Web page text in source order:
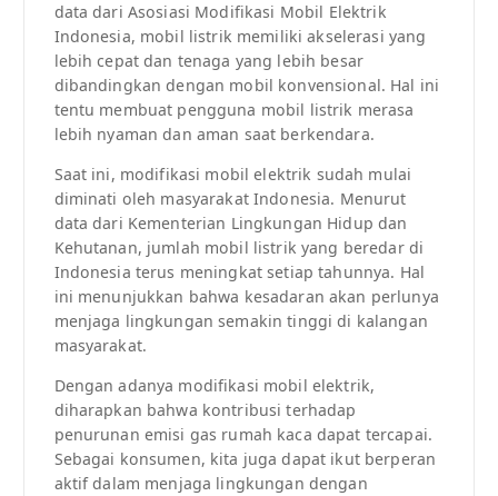
data dari Asosiasi Modifikasi Mobil Elektrik
Indonesia, mobil listrik memiliki akselerasi yang
lebih cepat dan tenaga yang lebih besar
dibandingkan dengan mobil konvensional. Hal ini
tentu membuat pengguna mobil listrik merasa
lebih nyaman dan aman saat berkendara.
Saat ini, modifikasi mobil elektrik sudah mulai
diminati oleh masyarakat Indonesia. Menurut
data dari Kementerian Lingkungan Hidup dan
Kehutanan, jumlah mobil listrik yang beredar di
Indonesia terus meningkat setiap tahunnya. Hal
ini menunjukkan bahwa kesadaran akan perlunya
menjaga lingkungan semakin tinggi di kalangan
masyarakat.
Dengan adanya modifikasi mobil elektrik,
diharapkan bahwa kontribusi terhadap
penurunan emisi gas rumah kaca dapat tercapai.
Sebagai konsumen, kita juga dapat ikut berperan
aktif dalam menjaga lingkungan dengan